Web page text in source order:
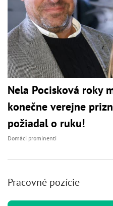
Nela Pocisková roky
konečne verejne
požiadal o ruku!
Domáci prominenti
Pracovné pozície